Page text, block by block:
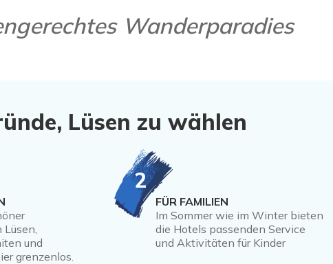
Wanderparadies
Lüsen zu wählen
und
grenzenlos.
2
FÜR FAMILIEN
Im Sommer wie im Winter bieten
die Hotels passenden Service
und Aktivitäten für Kinder